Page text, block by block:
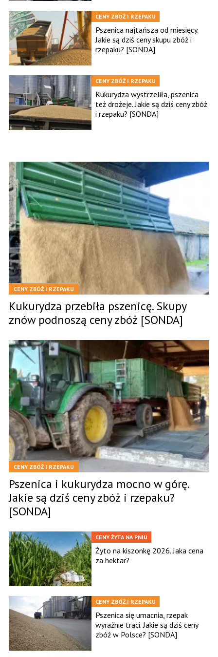
CENY ZBÓŻ I RZEPAKU
Pszenica najtańsza od miesięcy.
Jakie są dziś ceny skupu zbóż i
rzepaku? [SONDA]
CENY ZBÓŻ I RZEPAKU
Kukurydza wystrzeliła, pszenica
też drożeje. Jakie są dziś ceny zbóż
i rzepaku? [SONDA]
CENY ZBÓŻ I RZEPAKU
Kukurydza przebiła pszenicę. Skupy
znów podnoszą ceny zbóż [SONDA]
CENY ZBÓŻ I RZEPAKU
Pszenica i kukurydza mocno w górę.
Jakie są dziś ceny zbóż i rzepaku?
[SONDA]
CENY ŻYTA NA PNIU
Żyto na kiszonkę 2026. Jaka cena
za hektar?
CENY ZBÓŻ I RZEPAKU
Pszenica się umacnia, rzepak
wyraźnie traci. Jakie są dziś ceny
zbóż w Polsce? [SONDA]